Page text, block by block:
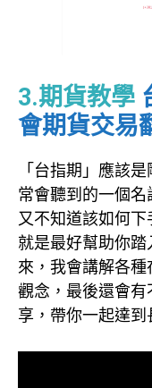
3.期貨教學
會期貨交易
「台指期」應該
常會聽到的一個
又不知道該如何下
就是最好幫助你
來，我會講解各
觀念，最後還會
享，帶你一起達到